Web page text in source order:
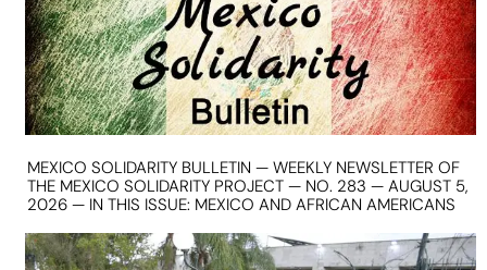
MEXICO SOLIDARITY BULLETIN — WEEKLY NEWSLETTER OF
THE MEXICO SOLIDARITY PROJECT — NO. 283 — AUGUST 5,
2026 — IN THIS ISSUE: MEXICO AND AFRICAN AMERICANS